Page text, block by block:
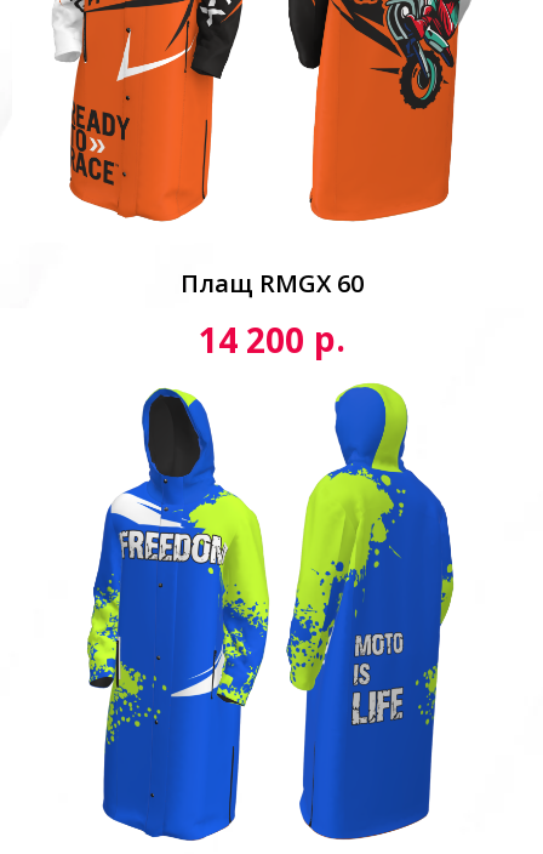
Плащ RMGX 60
14 200 р.